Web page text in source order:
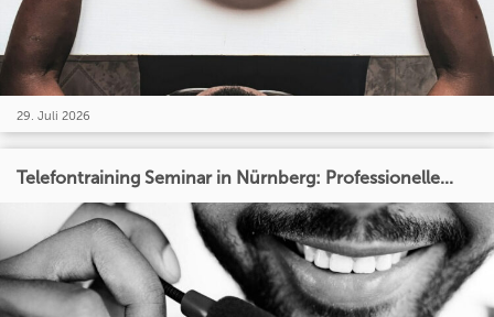
29. Juli 2026
Telefontraining Seminar in Nürnberg: Professionelle...